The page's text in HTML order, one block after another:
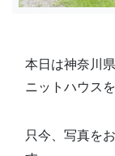
本日は神奈川
ニットハウス
只今、写真を